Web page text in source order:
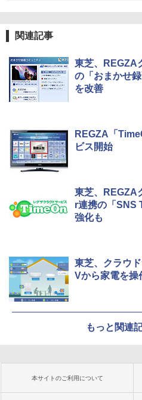
関連記事
東芝、REGZA
の「おまかせ
を改善
REGZA「
ビス開始
東芝、REGZA
r連携の「SNS
強化も
東芝、クラウ
Vから家電を操
もっと関連
本サイトのご利用について